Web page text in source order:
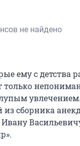
не найдено
ему с детства
сборника